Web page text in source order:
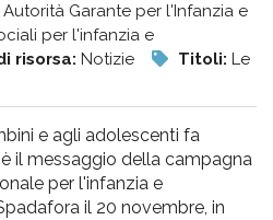
Autorità Garante per l'Infanzia e
per l'infanzia e
risorsa: Notizie Titoli: Le
e agli adolescenti fa
il messaggio della campagna
per l'infanzia e
il 20 novembre, in